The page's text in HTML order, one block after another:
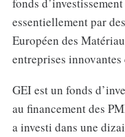
fonds
essentiellement par
Européen des
entreprises
GEI est un fonds
au financement des
a investi dans une